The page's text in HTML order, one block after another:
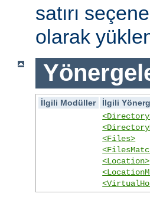
satırı
olarak
İlgili Modüller
İlgili
<Files>
<Location>